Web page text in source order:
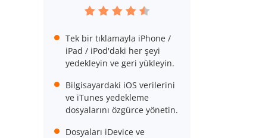
Tek bir tıklamayla iPhone /
iPad / iPod'daki her şeyi
yedekleyin ve geri yükleyin.
Bilgisayardaki iOS verilerini
ve iTunes yedekleme
dosyalarını özgürce yönetin.
Dosyaları iDevice ve